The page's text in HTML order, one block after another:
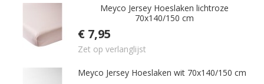
Meyco Jersey Hoeslaken lichtroze
70x140/150 cm
€ 7,95
Zet op verlanglijst
Meyco Jersey Hoeslaken wit 70x140/150 cm